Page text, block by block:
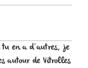
tu en a d’autres, je
autour de Vitrolles